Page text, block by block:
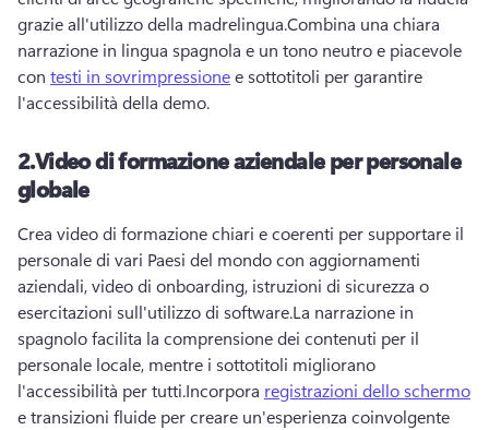
grazie all'utilizzo della madrelingua.Combina una chiara
narrazione in lingua spagnola e un tono neutro e piacevole
con testi in sovrimpressione e sottotitoli per garantire
l'accessibilità della demo.
2.Video di formazione aziendale per personale
globale
Crea video di formazione chiari e coerenti per supportare il
personale di vari Paesi del mondo con aggiornamenti
aziendali, video di onboarding, istruzioni di sicurezza o
esercitazioni sull'utilizzo di software.La narrazione in
spagnolo facilita la comprensione dei contenuti per il
personale locale, mentre i sottotitoli migliorano
l'accessibilità per tutti.Incorpora registrazioni dello schermo
e transizioni fluide per creare un'esperienza coinvolgente